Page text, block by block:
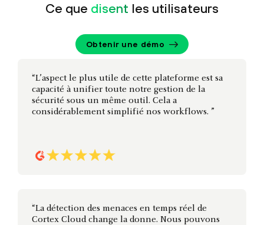
Ce que disent les utilisateurs
Obtenir une démo
“L’aspect le plus utile de cette plateforme est sa
capacité à unifier toute notre gestion de la
sécurité sous un même outil. Cela a
considérablement simplifié nos workflows. ”
“La détection des menaces en temps réel de
Cortex Cloud change la donne. Nous pouvons